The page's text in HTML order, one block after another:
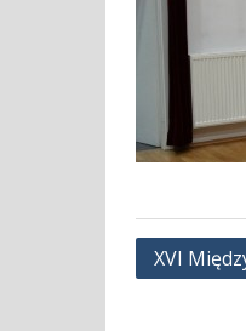
XVI